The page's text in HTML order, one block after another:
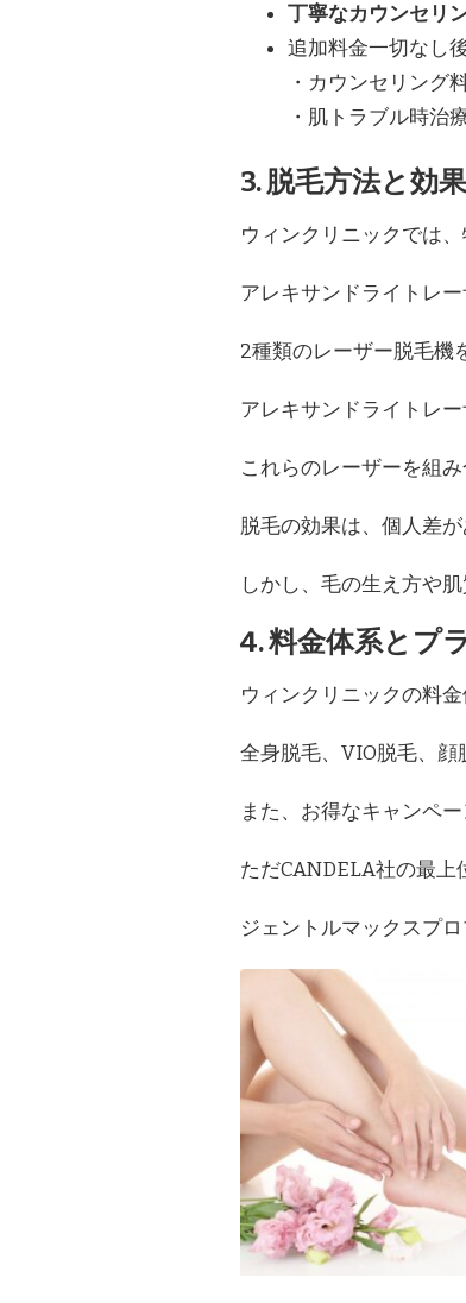
丁寧なカウンセリ
追加料金一切なし
・カウンセリング
・肌トラブル時治
3. 脱毛方法と効
ウィンクリニックでは
アレキサンドライトレ
2種類のレーザー脱毛機
アレキサンドライトレ
これらのレーザーを組
脱毛の効果は、個人差
しかし、毛の生え方や
4. 料金体系とプ
ウィンクリニックの料
全身脱毛、VIO脱毛、顔
また、お得なキャンペ
ただCANDELA社の最
ジェントルマックスプ